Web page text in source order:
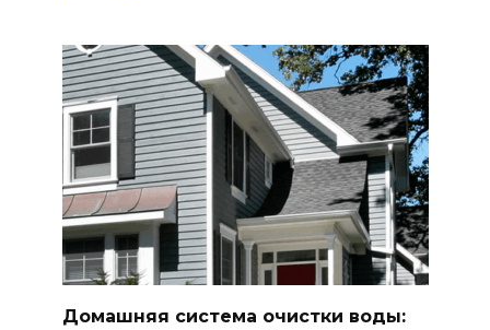
Домашняя система очистки воды: